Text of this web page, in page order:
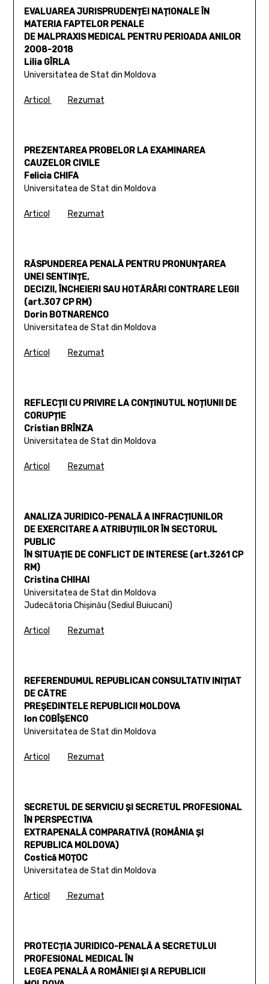
EVALUAREA JURISPRUDENȚEI NAȚIONALE ÎN
MATERIA FAPTELOR PENALE
DE MALPRAXIS MEDICAL PENTRU PERIOADA ANILOR
2008-2018
Lilia GÎRLA
Universitatea de Stat din Moldova
Articol Rezumat
PREZENTAREA PROBELOR LA EXAMINAREA
CAUZELOR CIVILE
Felicia CHIFA
Universitatea de Stat din Moldova
Articol Rezumat
RĂSPUNDEREA PENALĂ PENTRU PRONUNȚAREA
UNEI SENTINȚE,
DECIZII, ÎNCHEIERI SAU HOTĂRÂRI CONTRARE LEGII
(art.307 CP RM)
Dorin BOTNARENCO
Universitatea de Stat din Moldova
Articol Rezumat
REFLECȚII CU PRIVIRE LA CONȚINUTUL NOȚIUNII DE
CORUPȚIE
Cristian BRÎNZA
Universitatea de Stat din Moldova
Articol Rezumat
ANALIZA JURIDICO-PENALĂ A INFRACȚIUNILOR
DE EXERCITARE A ATRIBUȚIILOR ÎN SECTORUL
PUBLIC
ÎN SITUAȚIE DE CONFLICT DE INTERESE (art.3261 CP
RM)
Cristina CHIHAI
Universitatea de Stat din Moldova
Judecătoria Chișinău (Sediul Buiucani)
Articol Rezumat
REFERENDUMUL REPUBLICAN CONSULTATIV INIȚIAT
DE CĂTRE
PREȘEDINTELE REPUBLICII MOLDOVA
Ion COBÎȘENCO
Universitatea de Stat din Moldova
Articol Rezumat
SECRETUL DE SERVICIU ȘI SECRETUL PROFESIONAL
ÎN PERSPECTIVA
EXTRAPENALĂ COMPARATIVĂ (ROMÂNIA ȘI
REPUBLICA MOLDOVA)
Costică MOȚOC
Universitatea de Stat din Moldova
Articol Rezumat
PROTECȚIA JURIDICO-PENALĂ A SECRETULUI
PROFESIONAL MEDICAL ÎN
LEGEA PENALĂ A ROMÂNIEI ȘI A REPUBLICII